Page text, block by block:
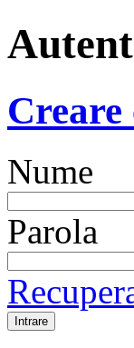
Creare
Nume
Parola